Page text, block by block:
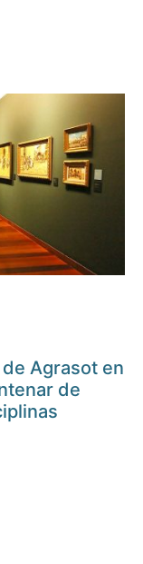
Agrasot en
de